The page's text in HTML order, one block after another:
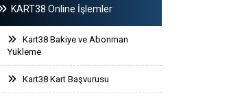
KART38 Online İşlemler
Kart38 Bakiye ve Abonman
Yükleme
Kart38 Kart Başvurusu